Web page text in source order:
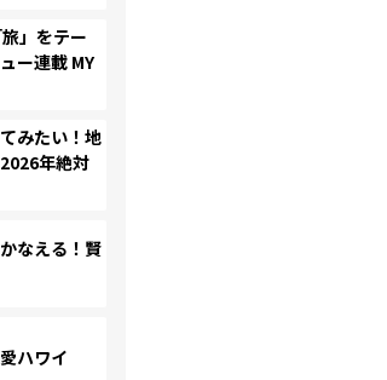
」をテー
ー連載 MY
みたい！地
年絶対
なえる！賢
ハワイ